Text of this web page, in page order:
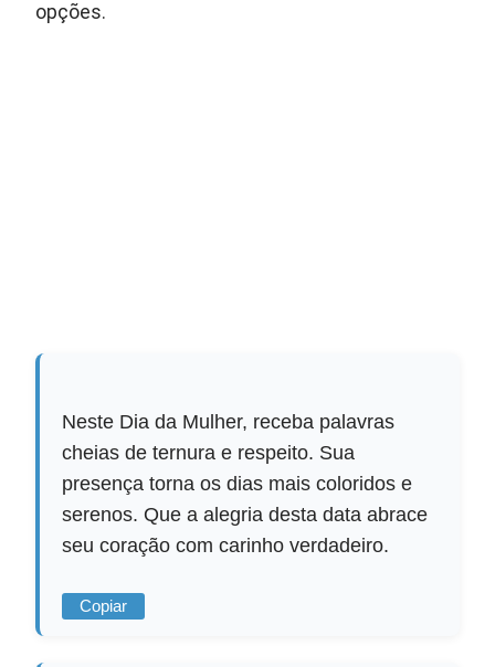
opções.
Neste Dia da Mulher, receba palavras
cheias de ternura e respeito. Sua
presença torna os dias mais coloridos e
serenos. Que a alegria desta data abrace
seu coração com carinho verdadeiro.
Copiar